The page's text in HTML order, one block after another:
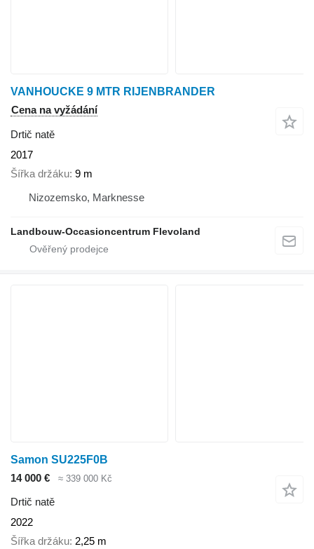
VANHOUCKE 9 MTR RIJENBRANDER
Cena na vyžádání
Drtič natě
2017
Šířka držáku 9 m
Nizozemsko, Marknesse
Landbouw-Occasioncentrum Flevoland
Samon SU225F0B
14 000 €
≈ 339 000 Kč
Drtič natě
2022
Šířka držáku 2,25 m